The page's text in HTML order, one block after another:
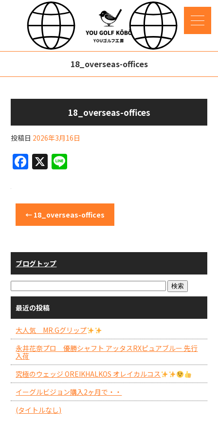
18_overseas-offices
18_overseas-offices
投稿日 2026年3月16日
F
a
e
b
o
k
X
← 18_overseas-offices
ブログトップ
最近の投稿
大人気 MR.Gグリップ
永井花奈プロ 優勝シャフト アッタスRXピュアブルー 先行
入荷
究極のウェッジ OREIKHALKOS オレイカルコス
イーグルビジョン購入2ヶ月で・・
(タイトルなし)